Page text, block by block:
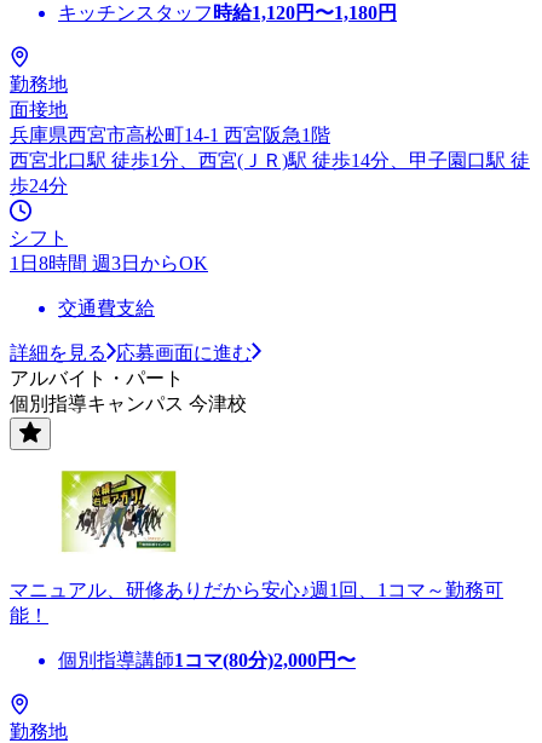
キッチンスタッフ 時給1,120円〜1,180円
勤務地
面接地
兵庫県西宮市高松町14-1 西宮阪急1階
西宮北口駅 徒歩1分、西宮(ＪＲ)駅 徒歩14分、甲子園口駅 徒
歩24分
シフト
1日8時間 週3日からOK
交通費支給
詳細を見る
応募画面に進む
アルバイト・パート
個別指導キャンパス 今津校
マニュアル、研修ありだから安心♪週1回、1コマ～勤務可
能！
個別指導講師1コマ(80分)2,000円〜
勤務地